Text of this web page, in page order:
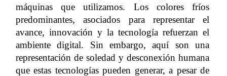
máquinas que utilizamos. Los colores fríos
predominantes, asociados para representar el
avance, innovación y la tecnología refuerzan el
ambiente digital. Sin embargo, aquí son una
representación de soledad y desconexión humana
que estas tecnologías pueden generar, a pesar de